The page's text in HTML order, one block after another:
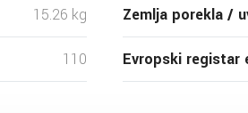
15.26 kg
110
Zemlja porekla /
Evropski registar